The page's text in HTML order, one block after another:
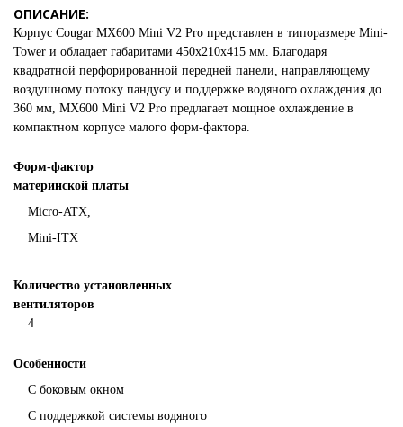
ОПИСАНИЕ:
Корпус Cougar MX600 Mini V2 Pro представлен в типоразмере Mini-
Tower и обладает габаритами 450x210x415 мм. Благодаря
квадратной перфорированной передней панели, направляющему
воздушному потоку пандусу и поддержке водяного охлаждения до
360 мм, MX600 Mini V2 Pro предлагает мощное охлаждение в
компактном корпусе малого форм-фактора.
Форм-фактор
материнской платы
Micro-ATX,
Mini-ITX
Количество установленных
вентиляторов
4
Особенности
С боковым окном
С поддержкой системы водяного